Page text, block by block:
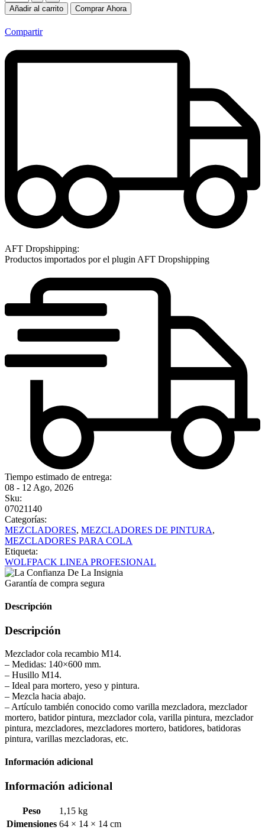
Añadir al carrito
Comprar Ahora
Compartir
AFT Dropshipping:
Productos importados por el plugin AFT Dropshipping
Tiempo estimado de entrega:
08 - 12 Ago, 2026
Sku:
07021140
Categorías:
MEZCLADORES, MEZCLADORES DE PINTURA,
MEZCLADORES PARA COLA
Etiqueta:
WOLFPACK LINEA PROFESIONAL
Garantía de compra segura
Descripción
Descripción
Mezclador cola recambio M14.
– Medidas: 140×600 mm.
– Husillo M14.
– Ideal para mortero, yeso y pintura.
– Mezcla hacia abajo.
– Artículo también conocido como varilla mezcladora, mezclador
mortero, batidor pintura, mezclador cola, varilla pintura, mezclador
pintura, mezcladores, mezcladores mortero, batidores, batidoras
pintura, varillas mezcladoras, etc.
Información adicional
Información adicional
Peso
1,15 kg
Dimensiones 64 × 14 × 14 cm